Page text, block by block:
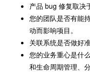
产品 bug 修复取决
您的团队是否有能
动而影响项目。
关联系统是否做好准
您的业务重心是什
和生命周期管理、